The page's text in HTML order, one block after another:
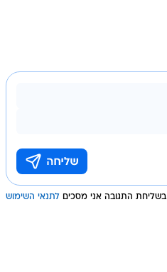
בשליחת התגובה אני מסכים לתנאי השימוש